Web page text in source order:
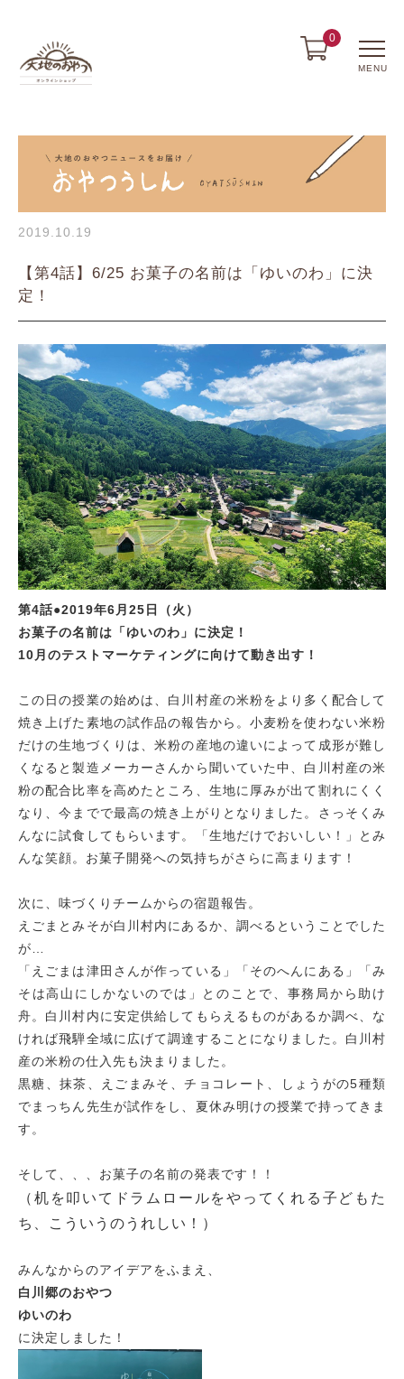
0
MENU
2019.10.19
【第4話】6/25 お菓子の名前は「ゆいのわ」に決
定！
第4話●2019年6月25日（火）
お菓子の名前は「ゆいのわ」に決定！
10月のテストマーケティングに向けて動き出す！
この日の授業の始めは、白川村産の米粉をより多く配合して
焼き上げた素地の試作品の報告から。小麦粉を使わない米粉
だけの生地づくりは、米粉の産地の違いによって成形が難し
くなると製造メーカーさんから聞いていた中、白川村産の米
粉の配合比率を高めたところ、生地に厚みが出て割れにくく
なり、今までで最高の焼き上がりとなりました。さっそくみ
んなに試食してもらいます。「生地だけでおいしい！」とみ
んな笑顔。お菓子開発への気持ちがさらに高まります！
次に、味づくりチームからの宿題報告。
えごまとみそが白川村内にあるか、調べるということでした
が…
「えごまは津田さんが作っている」「そのへんにある」「み
そは高山にしかないのでは」とのことで、事務局から助け
舟。白川村内に安定供給してもらえるものがあるか調べ、な
ければ飛騨全域に広げて調達することになりました。白川村
産の米粉の仕入先も決まりました。
黒糖、抹茶、えごまみそ、チョコレート、しょうがの5種類
でまっちん先生が試作をし、夏休み明けの授業で持ってきま
す。
そして、、、お菓子の名前の発表です！！
（机を叩いてドラムロールをやってくれる子どもた
ち、こういうのうれしい！）
みんなからのアイデアをふまえ、
白川郷のおやつ
ゆいのわ
に決定しました！